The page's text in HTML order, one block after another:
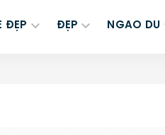
ĐẸP ĐẸP NGAO DU